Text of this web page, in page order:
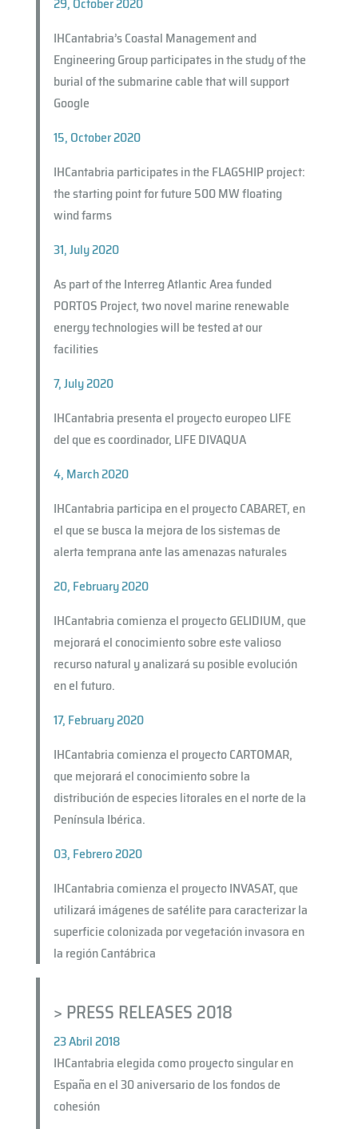
IHCantabria’s Coastal Management and
Engineering Group participates in the study of the
burial of the submarine cable that will support
Google
15, October 2020
IHCantabria participates in the FLAGSHIP project:
the starting point for future 500 MW floating
wind farms
31, July 2020
As part of the Interreg Atlantic Area funded
PORTOS Project, two novel marine renewable
energy technologies will be tested at our
facilities
7, July 2020
IHCantabria presenta el proyecto europeo LIFE
del que es coordinador, LIFE DIVAQUA
4, March 2020
IHCantabria participa en el proyecto CABARET, en
el que se busca la mejora de los sistemas de
alerta temprana ante las amenazas naturales
20, February 2020
IHCantabria comienza el proyecto GELIDIUM, que
mejorará el conocimiento sobre este valioso
recurso natural y analizará su posible evolución
en el futuro.
17, February 2020
IHCantabria comienza el proyecto CARTOMAR,
que mejorará el conocimiento sobre la
distribución de especies litorales en el norte de la
Península Ibérica.
03, Febrero 2020
IHCantabria comienza el proyecto INVASAT, que
utilizará imágenes de satélite para caracterizar la
superficie colonizada por vegetación invasora en
la región Cantábrica
> PRESS RELEASES 2018
23 Abril 2018
IHCantabria elegida como proyecto singular en
España en el 30 aniversario de los fondos de
cohesión